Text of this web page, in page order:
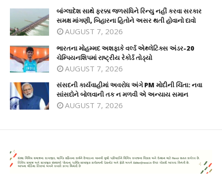
બાંગ્લાદેશ સાથે ફરક્કા જળસંધિને રિન્યુ નહીં કરવા સરકાર
સમક્ષ માંગણી, બિહારના હિતોને અસર થતી હોવાનો દાવો
AUGUST 7, 2026
ભારતના મોહમ્મદ અશફાકે વર્લ્ડ એથ્લેટિક્સ અંડર-20
ચેમ્પિયનશિપમાં રાષ્ટ્રીય રેકોર્ડ તોડ્યો
AUGUST 7, 2026
સંસદની કાર્યવાહીમાં અવરોધ અંગે PM મોદીની ચિંતા: નવા
સાંસદોને બોલવાની તક ન મળવી એ અન્યાય સમાન
AUGUST 7, 2026